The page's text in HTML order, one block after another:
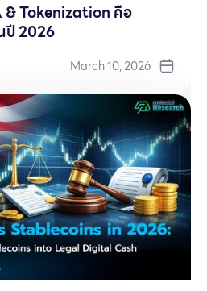
& Tokenization คือ
ปี 2026
March 10, 2026